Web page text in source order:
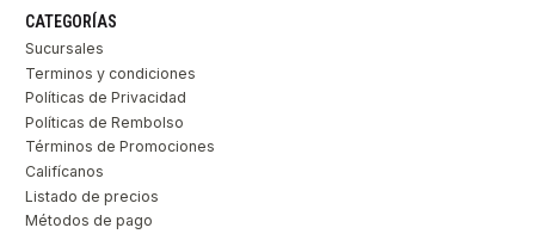
CATEGORÍAS
Sucursales
Terminos y condiciones
Políticas de Privacidad
Políticas de Rembolso
Términos de Promociones
Califícanos
Listado de precios
Métodos de pago